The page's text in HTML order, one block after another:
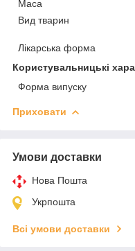
Маса
Вид тварин
Лікарська форма
Користувальницькі
Форма випуску
Приховати
Умови доставки
Нова Пошта
Укрпошта
Всі умови доставки